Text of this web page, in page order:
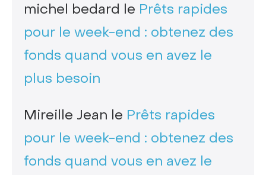
michel bedard le Prêts rapides
pour le week-end : obtenez des
fonds quand vous en avez le
plus besoin
Mireille Jean le Prêts rapides
pour le week-end : obtenez des
fonds quand vous en avez le